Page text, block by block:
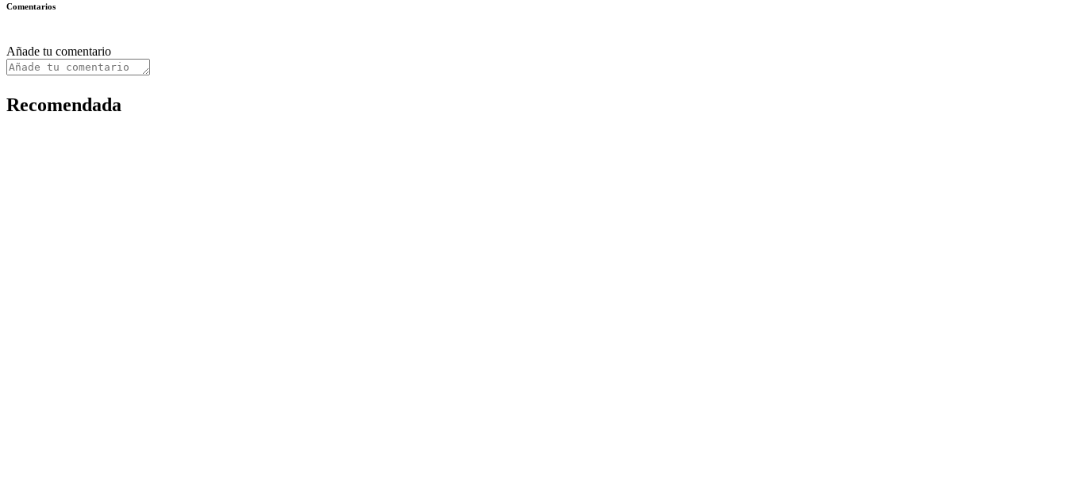
Comentarios
Añade tu comentario
Recomendada